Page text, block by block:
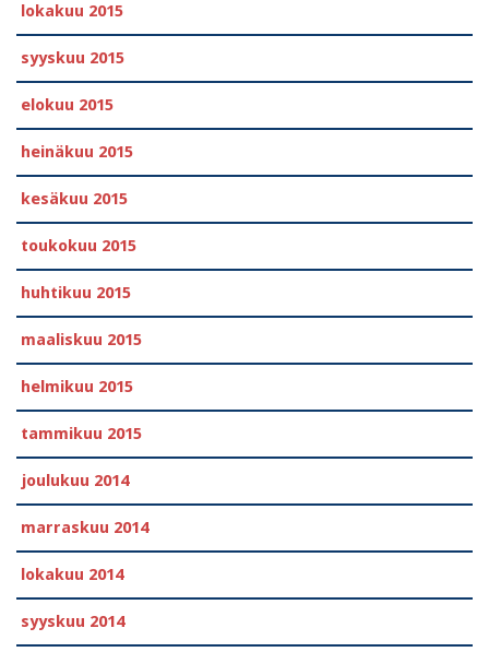
lokakuu 2015
syyskuu 2015
elokuu 2015
heinäkuu 2015
kesäkuu 2015
toukokuu 2015
huhtikuu 2015
maaliskuu 2015
helmikuu 2015
tammikuu 2015
joulukuu 2014
marraskuu 2014
lokakuu 2014
syyskuu 2014